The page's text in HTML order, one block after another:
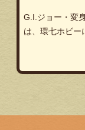
G.I.ジョー・変
は、環七ホビー